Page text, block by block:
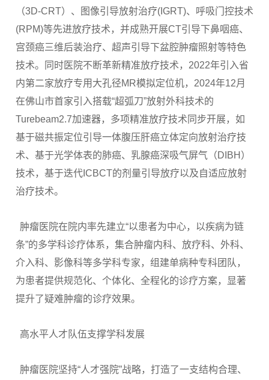
（3D-CRT）、图像引导放射治疗(IGRT)、呼吸门控技术
(RPM)等先进放疗技术，并成熟开展CT引导下鼻咽癌、
宫颈癌三维后装治疗、超声引导下盆腔肿瘤照射等特色
技术。同时医院不断革新精准放疗技术，2022年引入省
内第二家放疗专用大孔径MR模拟定位机，2024年12月
在佛山市首家引入搭载“超弧刀”放射外科技术的
Turebeam2.7加速器，多项精准放疗技术同步开展，如
基于磁共振定位引导一体腹压肝癌立体定向放射治疗技
术、基于光学体表的肺癌、乳腺癌深吸气屏气（DIBH）
技术，基于迭代ICBCT的剂量引导放疗以及自适应放射
治疗技术。
肿瘤医院在院内率先建立“以患者为中心，以疾病为链
条”的多学科诊疗体系，集合肿瘤内科、放疗科、外科、
介入科、影像科等多学科专家，组建单病种专科团队，
为患者提供规范化、个体化、全程化的诊疗方案，显著
提升了疑难肿瘤的诊疗效果。
高水平人才队伍支撑学科发展
肿瘤医院坚持“人才强院”战略，打造了一支结构合理、